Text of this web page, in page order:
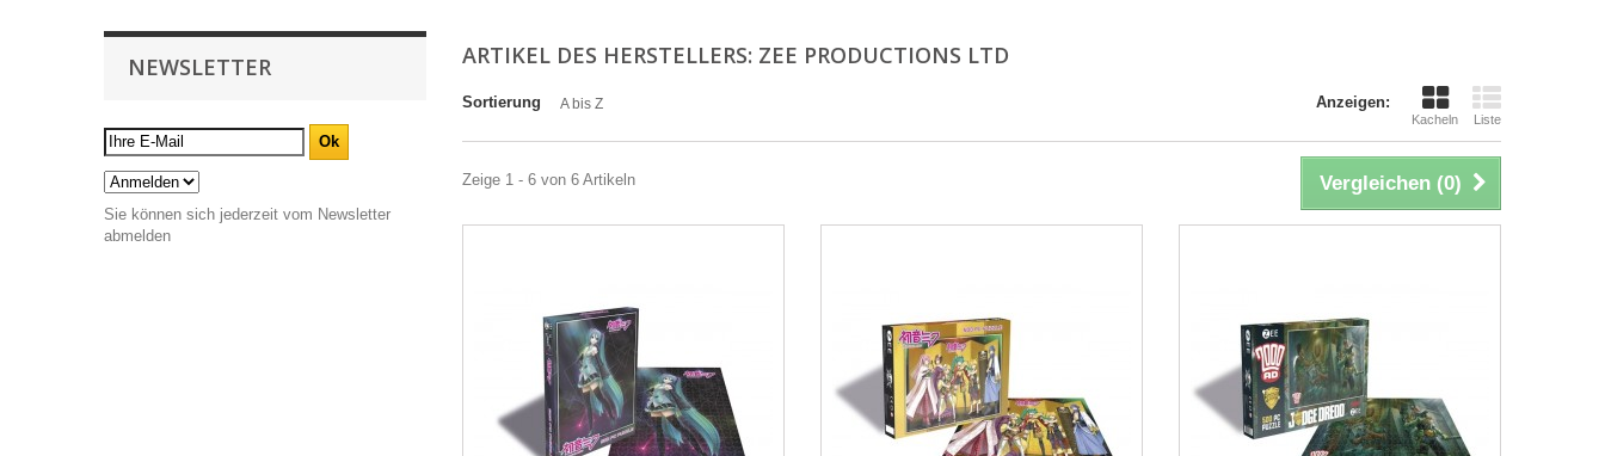
NEWSLETTER
Sie können sich jederzeit vom Newsletter
abmelden
ARTIKEL DES HERSTELLERS: ZEE PRODUCTIONS LTD
Anzeigen:
Kacheln Liste
Sortierung A bis Z
Vergleichen (0)
Zeige 1 - 6 von 6 Artikeln